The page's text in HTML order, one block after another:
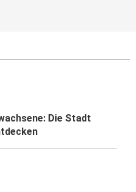
Die Stadt